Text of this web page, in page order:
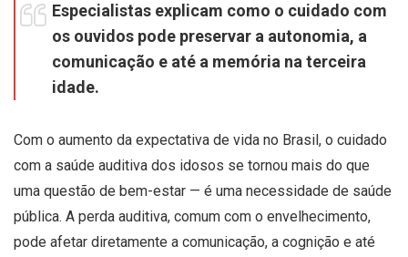
Especialistas explicam como o cuidado com
os ouvidos pode preservar a autonomia, a
comunicação e até a memória na terceira
idade.
Com o aumento da expectativa de vida no Brasil, o cuidado
com a saúde auditiva dos idosos se tornou mais do que
uma questão de bem-estar — é uma necessidade de saúde
pública. A perda auditiva, comum com o envelhecimento,
pode afetar diretamente a comunicação, a cognição e até